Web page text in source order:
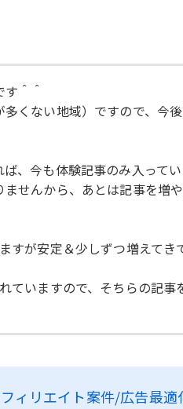
＾＾
くない地域）ですので、
、今も体験記事のみ入っ
せんから、あとは記事を
すが安定＆少しずつ増えて
ていますので、そちらの記
ィリエイト案件/広告最